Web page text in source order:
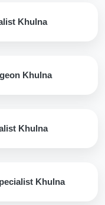
Khulna
Khulna
Khulna
Khulna